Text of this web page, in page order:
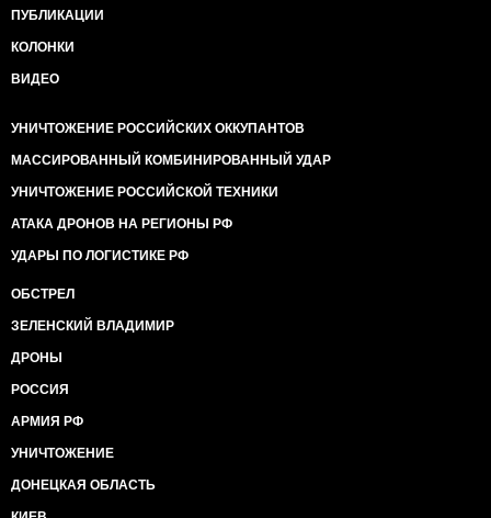
ПУБЛИКАЦИИ
КОЛОНКИ
ВИДЕО
УНИЧТОЖЕНИЕ РОССИЙСКИХ ОККУПАНТОВ
МАССИРОВАННЫЙ КОМБИНИРОВАННЫЙ УДАР
УНИЧТОЖЕНИЕ РОССИЙСКОЙ ТЕХНИКИ
АТАКА ДРОНОВ НА РЕГИОНЫ РФ
УДАРЫ ПО ЛОГИСТИКЕ РФ
ОБСТРЕЛ
ЗЕЛЕНСКИЙ ВЛАДИМИР
ДРОНЫ
РОССИЯ
АРМИЯ РФ
УНИЧТОЖЕНИЕ
ДОНЕЦКАЯ ОБЛАСТЬ